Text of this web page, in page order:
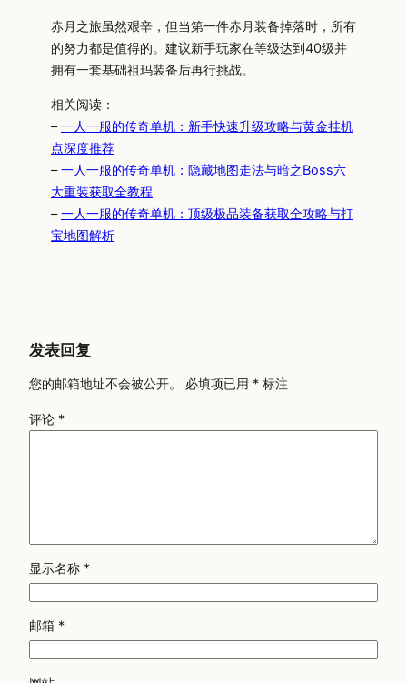
赤月之旅虽然艰辛，但当第一件赤月装备掉落时，所有
的努力都是值得的。建议新手玩家在等级达到40级并
拥有一套基础祖玛装备后再行挑战。
相关阅读：
–一人一服的传奇单机：新手快速升级攻略与黄金挂机
点深度推荐
–一人一服的传奇单机：隐藏地图走法与暗之Boss六
大重装获取全教程
–一人一服的传奇单机：顶级极品装备获取全攻略与打
宝地图解析
发表回复
您的邮箱地址不会被公开。 必填项已用 * 标注
评论 *
显示名称 *
邮箱 *